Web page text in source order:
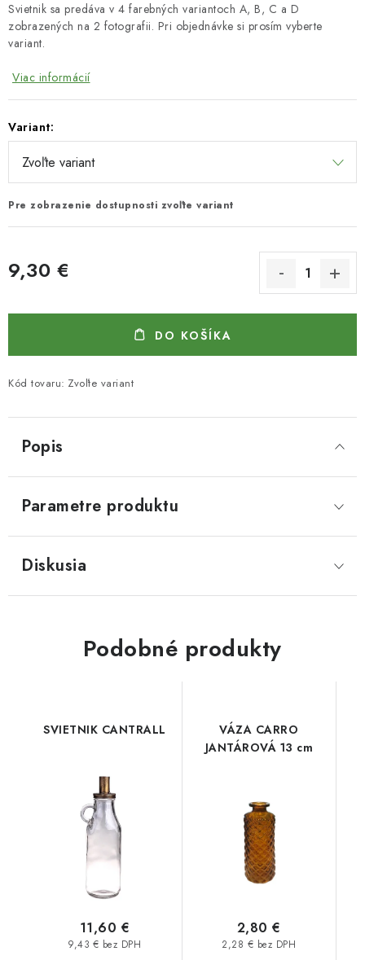
Svietnik sa predáva v 4 farebných variantoch A, B, C a D
zobrazených na 2 fotografii. Pri objednávke si prosím vyberte
variant.
Viac informácií
Variant:
Pre zobrazenie dostupnosti zvoľte variant
9,30 €
DO KOŠÍKA
Kód tovaru: Zvoľte variant
Popis
Parametre produktu
Diskusia
Podobné produkty
SVIETNIK CANTRALL
9,43 € bez DPH
11,60 €
VÁZA CARRO
JANTÁROVÁ 13 cm
2,28 € bez DPH
2,80 €